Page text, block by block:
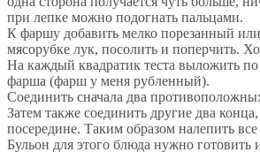
при лепке можно подогнать пальцами.
К фаршу добавить мелко порезанный
мясорубке лук, посолить и поперчить.
На каждый квадратик теста выложить
фарша (фарш у меня рубленный).
Соединить сначала два
Затем также соединить другие два
посередине. Таким образом налепить
Бульон для этого блюда нужно